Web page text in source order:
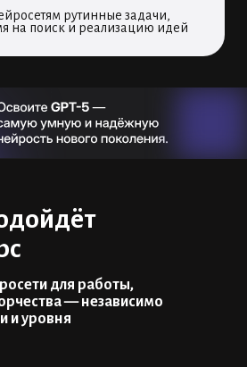
рутинные задачи,
на поиск и реализацию идей
для работы,
— независимо
и уровня